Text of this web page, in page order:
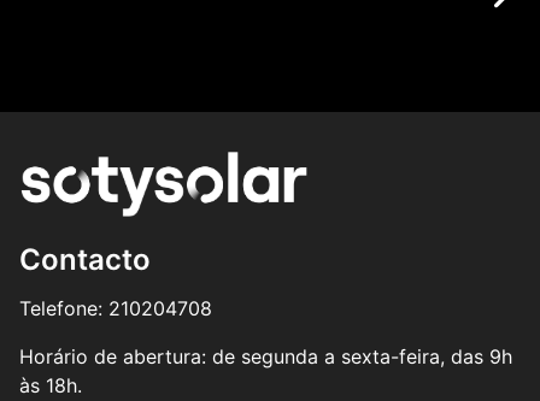
Contacto
Telefone: 210204708
Horário de abertura: de segunda a sexta-feira, das 9h
às 18h.